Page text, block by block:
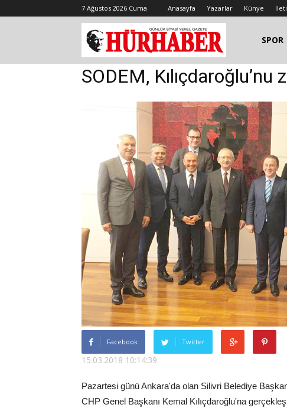
7 Ağustos 2026 Cuma Anasayfa Yazarlar Künye
SPOR
SODEM, Kılıçdaroğlu’nu
Facebook Twitter
15.03.2018 10:14:39
Pazartesi günü Ankara'da olan Silivri Belediye
CHP Genel Başkanı Kemal Kılıçdaroğlu'na